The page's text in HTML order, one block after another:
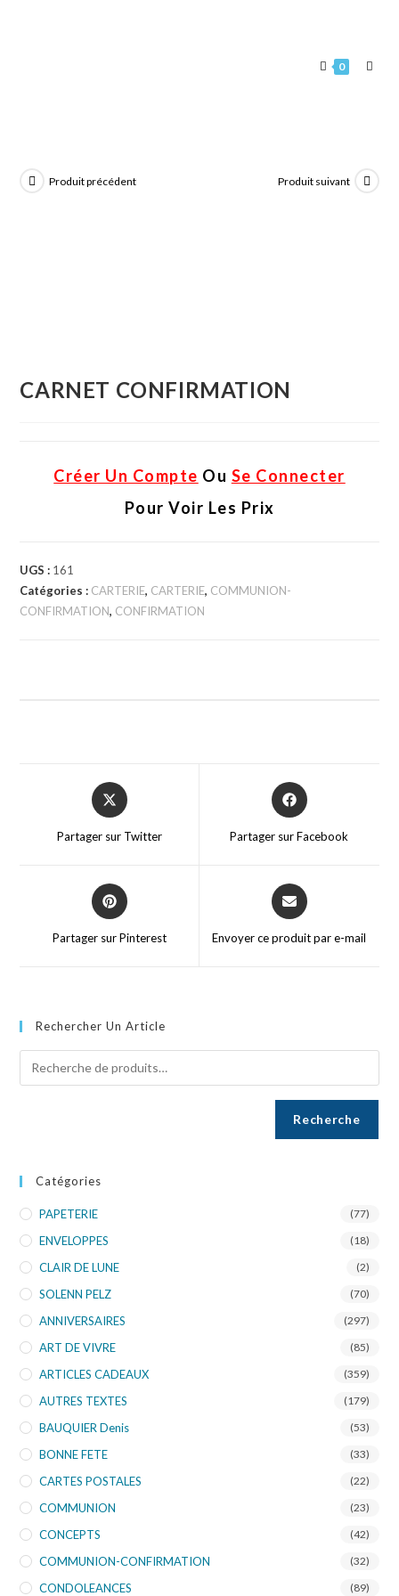
0
Produit précédent Produit suivant
CARNET CONFIRMATION
Créer Un Compte Ou Se Connecter
Pour Voir Les Prix
UGS : 161
Catégories : CARTERIE, CARTERIE, COMMUNION-
CONFIRMATION, CONFIRMATION
Partager sur Twitter Partager sur Facebook
Partager sur Pinterest Envoyer ce produit par e-mail
Rechercher Un Article
Recherche
Catégories
PAPETERIE (77)
ENVELOPPES (18)
CLAIR DE LUNE (2)
SOLENN PELZ (70)
ANNIVERSAIRES (297)
ART DE VIVRE (85)
ARTICLES CADEAUX (359)
AUTRES TEXTES (179)
BAUQUIER Denis (53)
BONNE FETE (33)
CARTES POSTALES (22)
COMMUNION (23)
CONCEPTS (42)
COMMUNION-CONFIRMATION (32)
CONDOLEANCES (89)